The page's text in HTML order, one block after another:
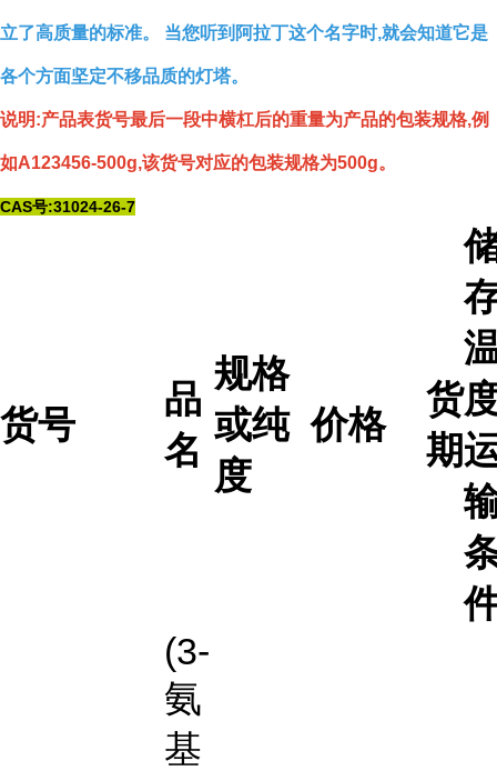
立了高质量的标准。 当您听到阿拉丁这个名字时,就会知道它是
各个方面坚定不移品质的灯塔。
说明:产品表货号最后一段中横杠后的重量为产品的包装规格,例
如A123456-500g,该货号对应的包装规格为500g。
CAS号:31024-26-7
货号
品
名
规格
或纯
度
价格
货
期
(3-
氨
基